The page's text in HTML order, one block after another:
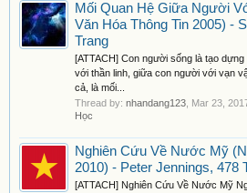
Mối Quan Hệ Giữa Người
Văn Hóa Thông Tin 2005) -
Trang
[ATTACH] Con người sống là tạo
với thần linh, giữa con người với vạn
cả, là mối...
Thread by: nhandang123 Mar 23,
Học
Nghiên Cứu Về Nước Mỹ
2010) - Peter Jennings, 478
[ATTACH] Nghiên Cứu Về Nước Mỹ